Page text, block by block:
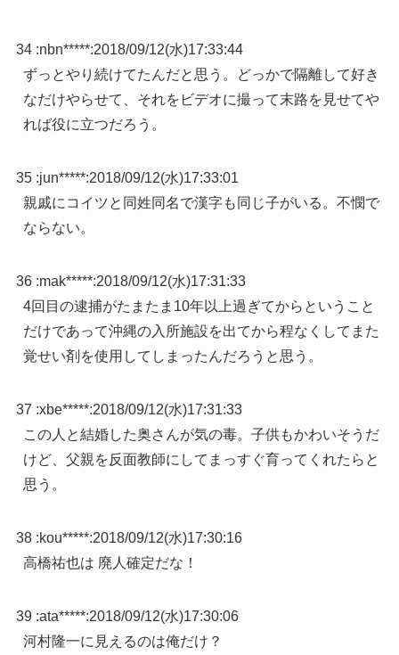
34 :nbn*****:2018/09/12(水)17:33:44
ずっとやり続けてたんだと思う。どっかで隔離して好き
なだけやらせて、それをビデオに撮って末路を見せてや
れば役に立つだろう。
35 :jun*****:2018/09/12(水)17:33:01
親戚にコイツと同姓同名で漢字も同じ子がいる。不憫で
ならない。
36 :mak*****:2018/09/12(水)17:31:33
4回目の逮捕がたまたま10年以上過ぎてからということ
だけであって沖縄の入所施設を出てから程なくしてまた
覚せい剤を使用してしまったんだろうと思う。
37 :xbe*****:2018/09/12(水)17:31:33
この人と結婚した奥さんが気の毒。子供もかわいそうだ
けど、父親を反面教師にしてまっすぐ育ってくれたらと
思う。
38 :kou*****:2018/09/12(水)17:30:16
高橋祐也は 廃人確定だな！
39 :ata*****:2018/09/12(水)17:30:06
河村隆一に見えるのは俺だけ？